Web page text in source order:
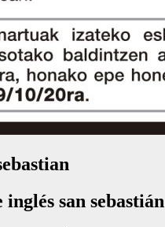
san sebastián